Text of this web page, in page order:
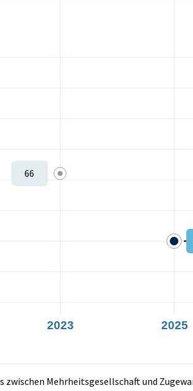
2023 2025
66
zwischen Mehrheitsgesellschaft und